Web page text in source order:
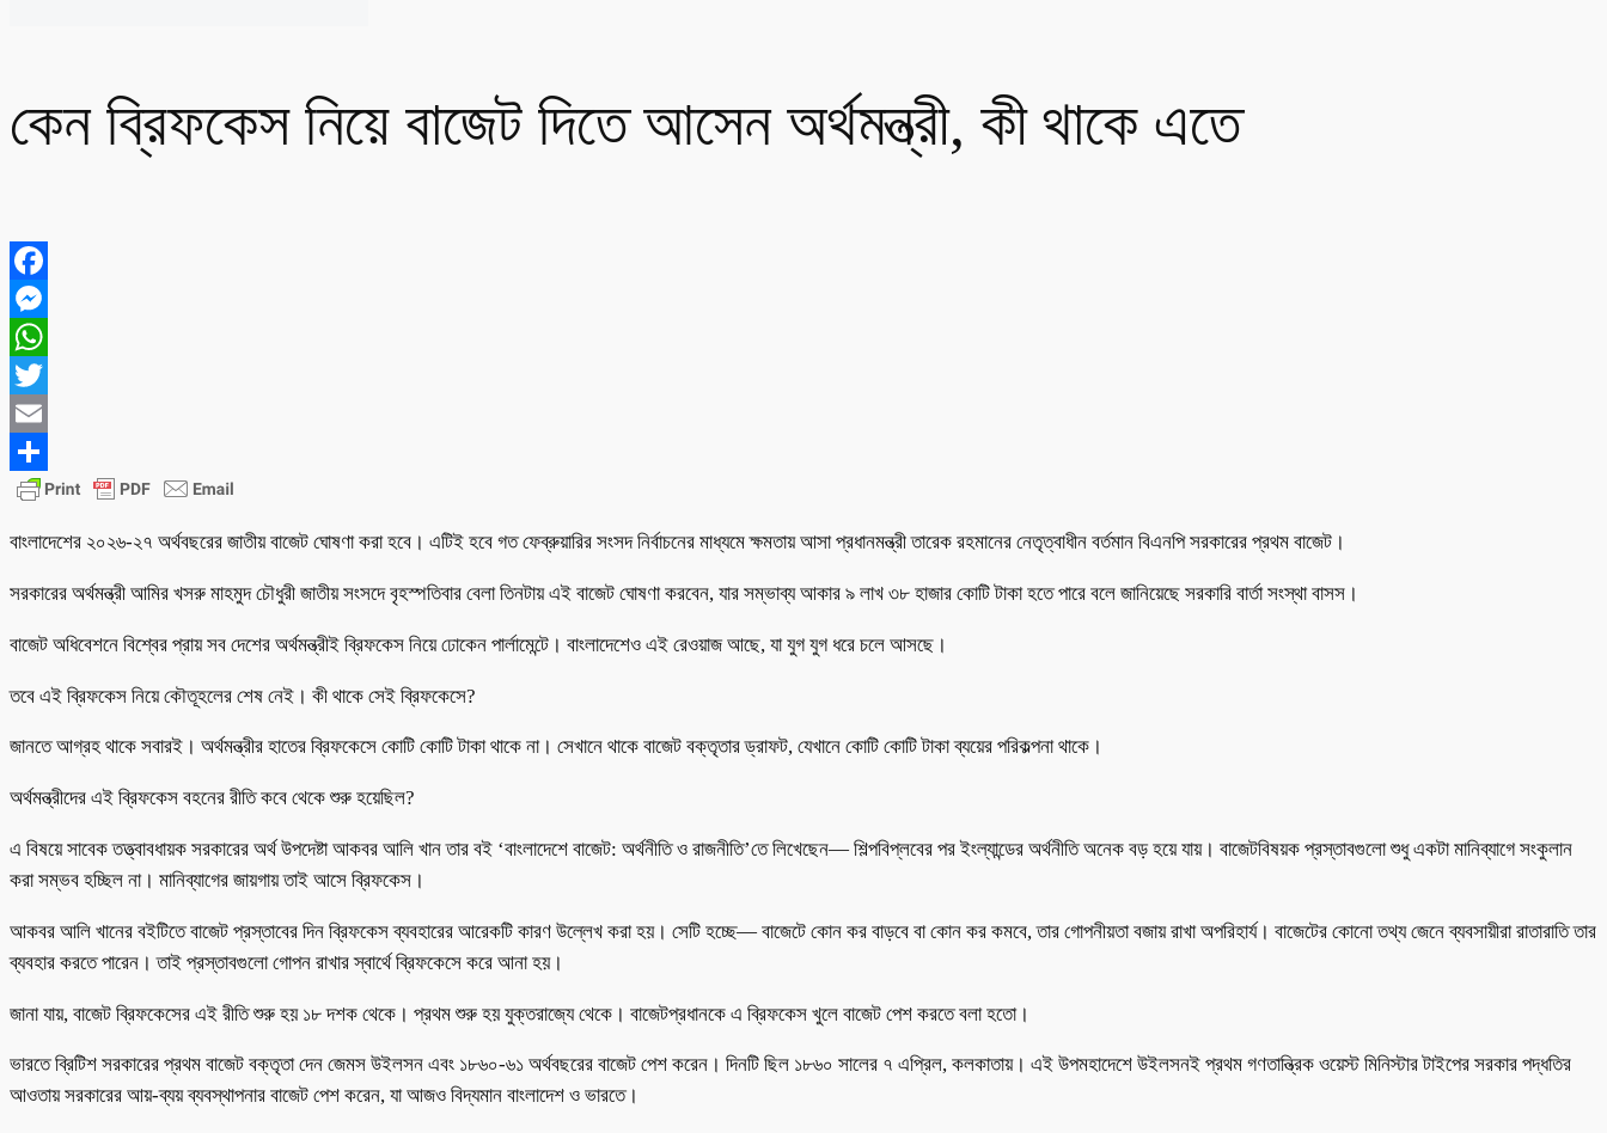
কেন ব্রিফকেস নিয়ে বাজেট দিতে আসেন অর্থমন্ত্রী, কী থাকে এতে
Facebook
Messenger
WhatsApp
Twitter
Email
Share
বাংলাদেশের ২০২৬-২৭ অর্থবছরের জাতীয় বাজেট ঘোষণা করা হবে। এটিই হবে গত ফেব্রুয়ারির সংসদ নির্বাচনের মাধ্যমে ক্ষমতায় আসা প্রধানমন্ত্রী তারেক রহমানের নেতৃত্বাধীন বর্তমান বিএনপি সরকারের প্রথম বাজেট।
সরকারের অর্থমন্ত্রী আমির খসরু মাহমুদ চৌধুরী জাতীয় সংসদে বৃহস্পতিবার বেলা তিনটায় এই বাজেট ঘোষণা করবেন, যার সম্ভাব্য আকার ৯ লাখ ৩৮ হাজার কোটি টাকা হতে পারে বলে জানিয়েছে সরকারি বার্তা সংস্থা বাসস।
বাজেট অধিবেশনে বিশ্বের প্রায় সব দেশের অর্থমন্ত্রীই ব্রিফকেস নিয়ে ঢোকেন পার্লামেন্টে। বাংলাদেশেও এই রেওয়াজ আছে, যা যুগ যুগ ধরে চলে আসছে।
তবে এই ব্রিফকেস নিয়ে কৌতূহলের শেষ নেই। কী থাকে সেই ব্রিফকেসে?
জানতে আগ্রহ থাকে সবারই। অর্থমন্ত্রীর হাতের ব্রিফকেসে কোটি কোটি টাকা থাকে না। সেখানে থাকে বাজেট বক্তৃতার ড্রাফট, যেখানে কোটি কোটি টাকা ব্যয়ের পরিকল্পনা থাকে।
অর্থমন্ত্রীদের এই ব্রিফকেস বহনের রীতি কবে থেকে শুরু হয়েছিল?
এ বিষয়ে সাবেক তত্ত্বাবধায়ক সরকারের অর্থ উপদেষ্টা আকবর আলি খান তার বই ‘বাংলাদেশে বাজেট: অর্থনীতি ও রাজনীতি’তে লিখেছেন— শিল্পবিপ্লবের পর ইংল্যান্ডের অর্থনীতি অনেক বড় হয়ে যায়। বাজেটবিষয়ক প্রস্তাবগুলো শুধু একটা মানিব্যাগে সংকুলান
করা সম্ভব হচ্ছিল না। মানিব্যাগের জায়গায় তাই আসে ব্রিফকেস।
আকবর আলি খানের বইটিতে বাজেট প্রস্তাবের দিন ব্রিফকেস ব্যবহারের আরেকটি কারণ উল্লেখ করা হয়। সেটি হচ্ছে— বাজেটে কোন কর বাড়বে বা কোন কর কমবে, তার গোপনীয়তা বজায় রাখা অপরিহার্য। বাজেটের কোনো তথ্য জেনে ব্যবসায়ীরা রাতারাতি তার
ব্যবহার করতে পারেন। তাই প্রস্তাবগুলো গোপন রাখার স্বার্থে ব্রিফকেসে করে আনা হয়।
জানা যায়, বাজেট ব্রিফকেসের এই রীতি শুরু হয় ১৮ দশক থেকে। প্রথম শুরু হয় যুক্তরাজ্যে থেকে। বাজেটপ্রধানকে এ ব্রিফকেস খুলে বাজেট পেশ করতে বলা হতো।
ভারতে ব্রিটিশ সরকারের প্রথম বাজেট বক্তৃতা দেন জেমস উইলসন এবং ১৮৬০-৬১ অর্থবছরের বাজেট পেশ করেন। দিনটি ছিল ১৮৬০ সালের ৭ এপ্রিল, কলকাতায়। এই উপমহাদেশে উইলসনই প্রথম গণতান্ত্রিক ওয়েস্ট মিনিস্টার টাইপের সরকার পদ্ধতির
আওতায় সরকারের আয়-ব্যয় ব্যবস্থাপনার বাজেট পেশ করেন, যা আজও বিদ্যমান বাংলাদেশ ও ভারতে।